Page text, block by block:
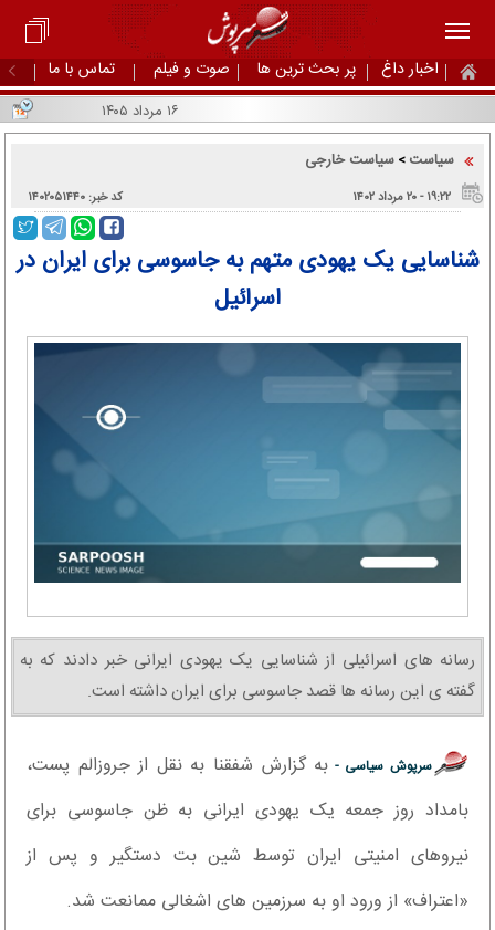
اخبار داغ پر بحث ترین ها صوت و فیلم تماس با ما
سیاست > سیاست خارجی
۱۹:۲۲ - ۲۰ مرداد ۱۴۰۲ کد خبر: ۱۴۰۲۰۵۱۴۴۰
شناسایی یک یهودی متهم به جاسوسی برای ایران در
اسرائیل
رسانه های اسرائیلی از شناسایی یک یهودی ایرانی خبر دادند که به
گفته ی این رسانه ها قصد جاسوسی برای ایران داشته است.
سرپوش سیاسی - به گزارش شفقنا به نقل از جروزالم پست،
بامداد روز جمعه یک یهودی ایرانی به ظن جاسوسی برای
نیروهای امنیتی ایران توسط شین بت دستگیر و پس از
«اعتراف» از ورود او به سرزمین های اشغالی ممانعت شد.